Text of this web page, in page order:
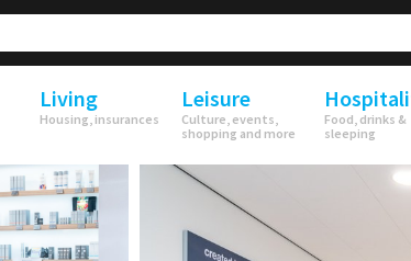
Living
Housing, insurances
Leisure
Culture, events,
shopping and more
Food, drinks &
sleeping